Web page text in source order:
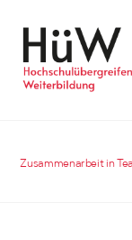
content
Zusammenarbeit in